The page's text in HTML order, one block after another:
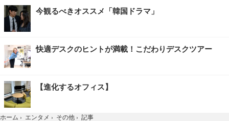
今観るべきオススメ「韓国ドラマ」
快適デスクのヒントが満載！こだわりデスクツアー
【進化するオフィス】
ホーム › エンタメ › その他 › 記事